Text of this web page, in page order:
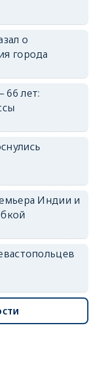
о
города
лет:
Индии и